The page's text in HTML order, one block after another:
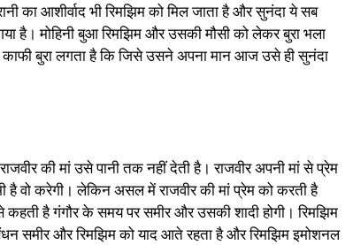
का आशीर्वाद भी रिमझिम को मिल जाता है और सुनंदा ये सब
है। मोहिनी बुआ रिमझिम और उसकी मौसी को लेकर बुरा भला
बुरा लगता है कि जिसे उसने अपना मान आज उसे ही सुनंदा
की मां उसे पानी तक नहीं देती है। राजवीर अपनी मां से प्रेम
वो करेगी। लेकिन असल में राजवीर की मां प्रेम को करती है
है गंगौर के समय पर समीर और उसकी शादी होगी। रिमझिम
समीर और रिमझिम को याद आते रहता है और रिमझिम इमोशनल